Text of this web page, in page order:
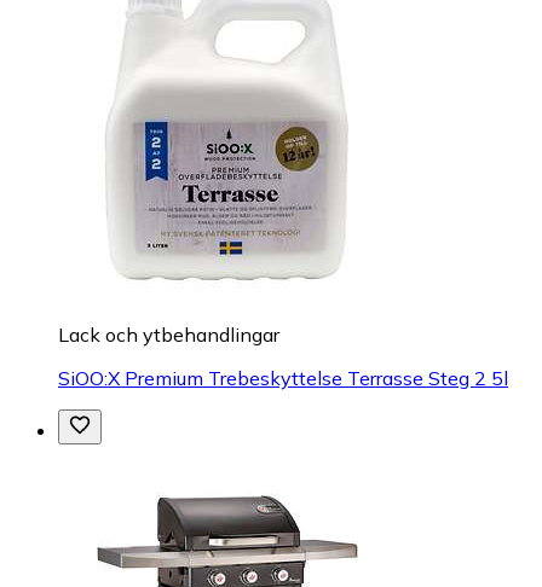
Lack och ytbehandlingar
SiOO:X Premium Trebeskyttelse Terrasse Steg 2 5l